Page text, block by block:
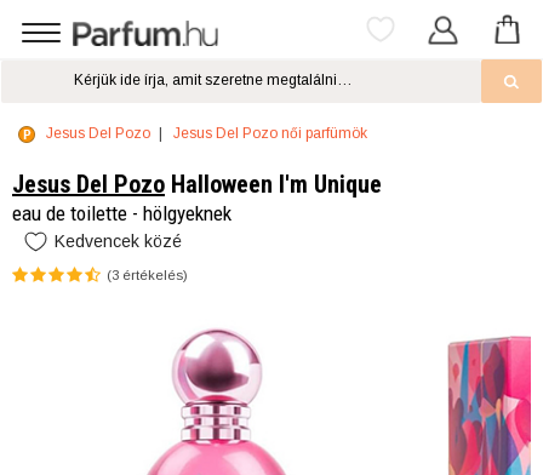
Jesus Del Pozo Jesus Del Pozo női parfümök
Jesus Del Pozo Halloween I'm Unique
eau de toilette - hölgyeknek
Kedvencek közé
(3 értékelés)